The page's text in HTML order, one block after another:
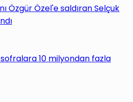
Özgür Özel'e saldıran Selçuk
10 milyondan fazla